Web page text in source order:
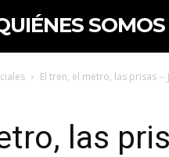
SOMOS
El tren, el metro, las prisas --
las